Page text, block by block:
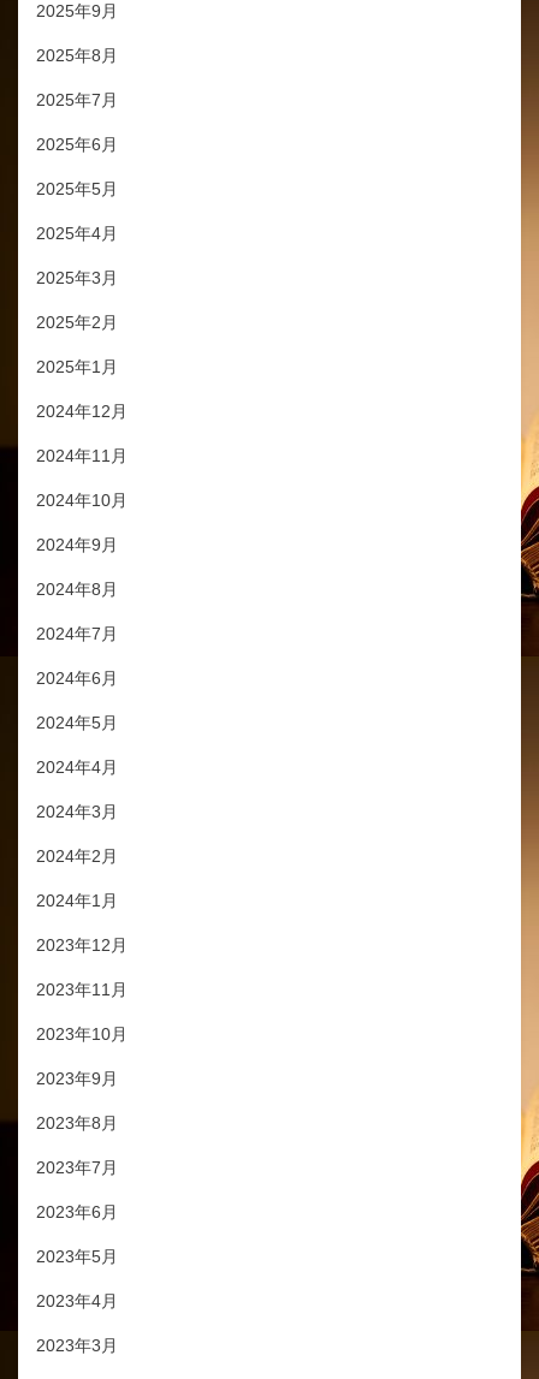
2025年9月
2025年8月
2025年7月
2025年6月
2025年5月
2025年4月
2025年3月
2025年2月
2025年1月
2024年12月
2024年11月
2024年10月
2024年9月
2024年8月
2024年7月
2024年6月
2024年5月
2024年4月
2024年3月
2024年2月
2024年1月
2023年12月
2023年11月
2023年10月
2023年9月
2023年8月
2023年7月
2023年6月
2023年5月
2023年4月
2023年3月